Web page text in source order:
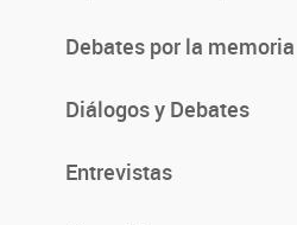
Debates por la memoria
Diálogos y Debates
Entrevistas